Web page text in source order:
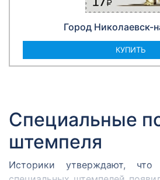
Город Николаевск-
КУПИТЬ
Специальные
штемпеля
Историки утверждают,